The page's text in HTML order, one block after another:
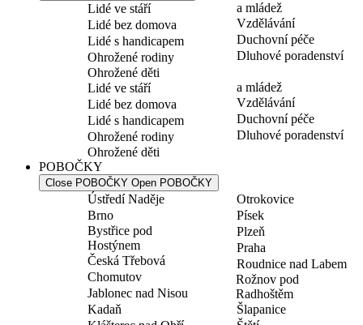
Lidé ve stáří
Lidé bez domova
Lidé s handicapem
Ohrožené rodiny
Ohrožené děti
a mládež
Vzdělávání
Duchovní péče
Dluhové poradenství
Lidé ve stáří
Lidé bez domova
Lidé s handicapem
Ohrožené rodiny
Ohrožené děti
a mládež
Vzdělávání
Duchovní péče
Dluhové poradenství
POBOČKY
Close POBOČKY Open POBOČKY
Ústředí Naděje
Brno
Bystřice pod
Hostýnem
Česká Třebová
Chomutov
Jablonec nad Nisou
Kadaň
Otrokovice
Písek
Plzeň
Praha
Roudnice nad Labem
Rožnov pod
Radhoštěm
Šlapanice